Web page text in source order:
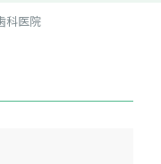
科医院